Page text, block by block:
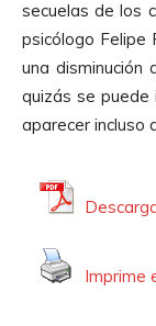
secuelas de los
psicólogo Felipe
una disminución
quizás se puede
aparecer incluso
Imprime